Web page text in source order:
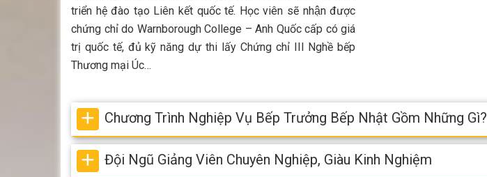
triển hệ đào tạo Liên kết quốc tế. Học viên sẽ nhận được
chứng chỉ do Warnborough College – Anh Quốc cấp có giá
trị quốc tế, đủ kỹ năng dự thi lấy Chứng chỉ III Nghề bếp
Thương mại Úc…
Chương Trình Nghiệp Vụ Bếp Trưởng Bếp Nhật Gồm Những Gì?
Đội Ngũ Giảng Viên Chuyên Nghiệp, Giàu Kinh Nghiệm